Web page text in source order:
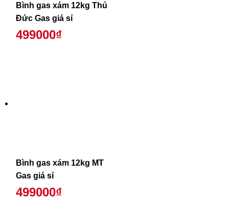
Bình gas xám 12kg Thủ
Đức Gas giá sỉ
499000₫
Bình gas xám 12kg MT
Gas giá sỉ
499000₫